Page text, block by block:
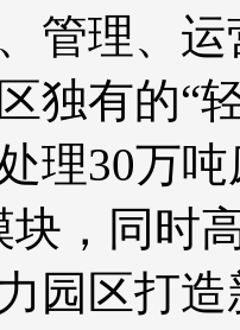
管理、
独有的“
理30万
块，同时
园区打